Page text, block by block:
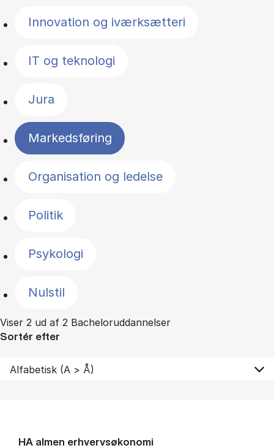
Innovation og iværksætteri
IT og teknologi
Jura
Markedsføring
Organisation og ledelse
Politik
Psykologi
Nulstil
Viser 2 ud af 2 Bacheloruddannelser
Sortér efter
HA al­men erhvervs­økonomi